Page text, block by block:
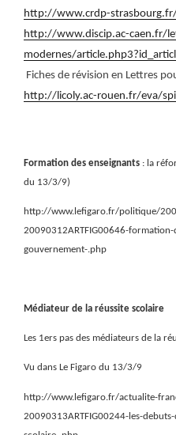
http://www.crdp-
http://www.discip.ac-caen.fr/
modernes/
Fiches de révision en Lettres
http://licoly.ac-rouen.fr/eva/
Formation des enseignants : la
du 13/3/9)
http://www.lefigaro.fr/politique/
20090312ARTFIG00646-formation-
gouvernement-.php
Médiateur de la réussite scolaire
Les 1ers pas des médiateurs de la
Vu dans Le Figaro du 13/3/9
http://www.lefigaro.fr/actualite-
20090313ARTFIG00244-les-